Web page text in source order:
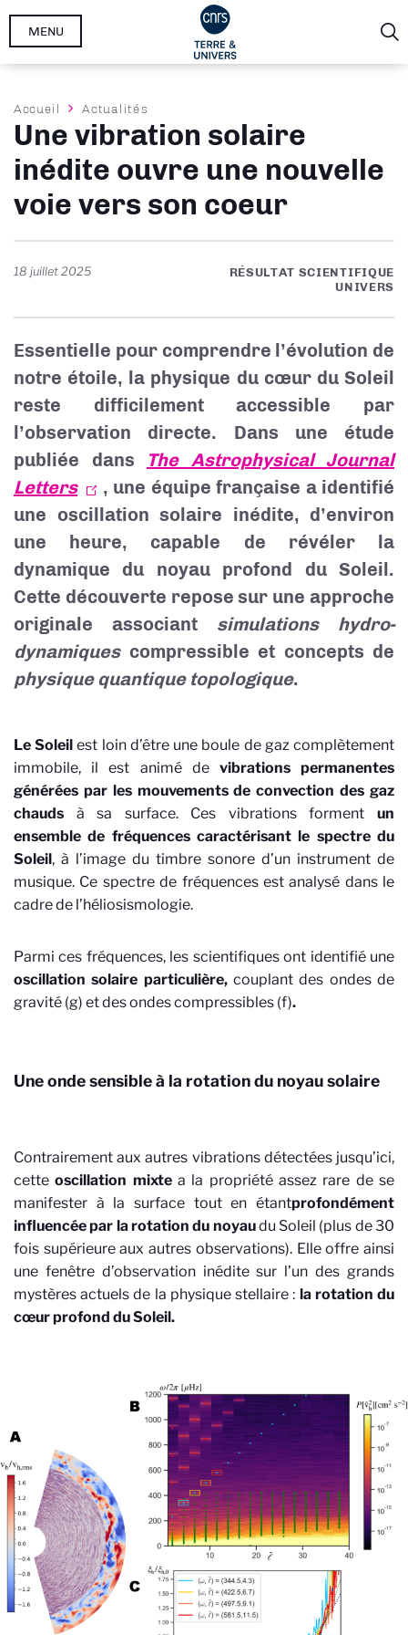
Aller
MENU
Fil
d'Ariane
Accueil Actualités
Une vibration solaire
inédite ouvre une nouvelle
voie vers son coeur
18 juillet 2025
RÉSULTAT SCIENTIFIQUE
UNIVERS
Essentielle pour comprendre l’évolution de
notre étoile, la physique du cœur du Soleil
reste difficilement accessible par
l’observation directe. Dans une étude
publiée dans
The Astrophysical Journal
Letters
, une équipe française a identifié
une oscillation solaire inédite, d’environ
une heure, capable de révéler la
dynamique du noyau profond du Soleil.
Cette découverte repose sur une approche
originale associant simulations hydro-
dynamiques compressible et concepts de
physique quantique topologique.
Le Soleil est loin d’être une boule de gaz complètement
immobile, il est animé de vibrations permanentes
générées par les mouvements de convection des gaz
chauds à sa surface. Ces vibrations forment un
ensemble de fréquences caractérisant le spectre du
Soleil, à l’image du timbre sonore d’un instrument de
musique. Ce spectre de fréquences est analysé dans le
cadre de l’héliosismologie.
Parmi ces fréquences, les scientifiques ont identifié une
oscillation solaire particulière, couplant des ondes de
gravité (g) et des ondes compressibles (f).
Une onde sensible à la rotation du noyau solaire
Contrairement aux autres vibrations détectées jusqu’ici,
cetteoscillation mixtea la propriété assez rare de se
manifester à la surface tout en étantprofondément
influencée par la rotation du noyaudu Soleil (plus de 30
fois supérieure aux autres observations). Elle offre ainsi
une fenêtre d’observation inédite sur l’un des grands
mystères actuels de la physique stellaire : la rotation du
cœur profond du Soleil.